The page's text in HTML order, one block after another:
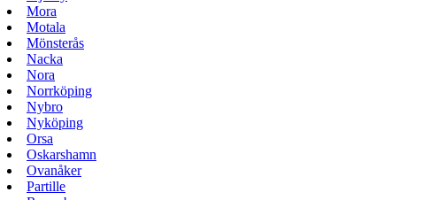
Mora
Motala
Mönsterås
Nacka
Nora
Norrköping
Nybro
Nyköping
Orsa
Oskarshamn
Ovanåker
Partille